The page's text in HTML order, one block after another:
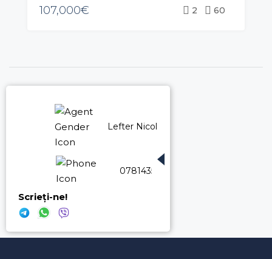
107,000€ 2 60
Lefter Nicolae
078143500
Scrieți-ne!